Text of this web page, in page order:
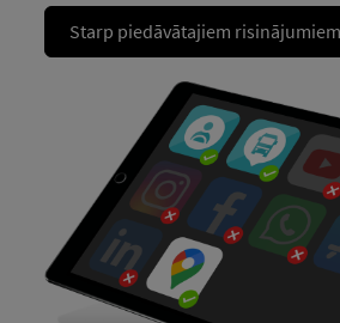
Starp piedāvātajiem risinājumiem